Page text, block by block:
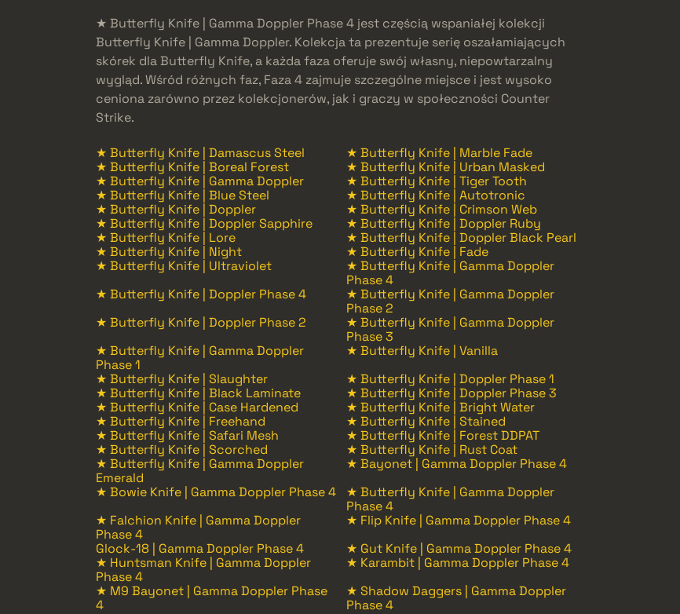
★ Butterfly Knife | Gamma Doppler Phase 4 jest częścią wspaniałej kolekcji
Butterfly Knife | Gamma Doppler. Kolekcja ta prezentuje serię oszałamiających
skórek dla Butterfly Knife, a każda faza oferuje swój własny, niepowtarzalny
wygląd. Wśród różnych faz, Faza 4 zajmuje szczególne miejsce i jest wysoko
ceniona zarówno przez kolekcjonerów, jak i graczy w społeczności Counter
Strike.
★ Butterfly Knife | Damascus Steel
★ Butterfly Knife | Marble Fade
★ Butterfly Knife | Boreal Forest
★ Butterfly Knife | Urban Masked
★ Butterfly Knife | Gamma Doppler
★ Butterfly Knife | Tiger Tooth
★ Butterfly Knife | Blue Steel
★ Butterfly Knife | Autotronic
★ Butterfly Knife | Doppler
★ Butterfly Knife | Crimson Web
★ Butterfly Knife | Doppler Sapphire
★ Butterfly Knife | Doppler Ruby
★ Butterfly Knife | Lore
★ Butterfly Knife | Doppler Black Pearl
★ Butterfly Knife | Night
★ Butterfly Knife | Fade
★ Butterfly Knife | Ultraviolet
★ Butterfly Knife | Gamma Doppler
Phase 4
★ Butterfly Knife | Doppler Phase 4
★ Butterfly Knife | Gamma Doppler
Phase 2
★ Butterfly Knife | Doppler Phase 2
★ Butterfly Knife | Gamma Doppler
Phase 3
★ Butterfly Knife | Gamma Doppler
Phase 1
★ Butterfly Knife | Vanilla
★ Butterfly Knife | Slaughter
★ Butterfly Knife | Doppler Phase 1
★ Butterfly Knife | Black Laminate
★ Butterfly Knife | Doppler Phase 3
★ Butterfly Knife | Case Hardened
★ Butterfly Knife | Bright Water
★ Butterfly Knife | Freehand
★ Butterfly Knife | Stained
★ Butterfly Knife | Safari Mesh
★ Butterfly Knife | Forest DDPAT
★ Butterfly Knife | Scorched
★ Butterfly Knife | Rust Coat
★ Butterfly Knife | Gamma Doppler
Emerald
★ Bayonet | Gamma Doppler Phase 4
★ Bowie Knife | Gamma Doppler Phase 4
★ Butterfly Knife | Gamma Doppler
Phase 4
★ Falchion Knife | Gamma Doppler
Phase 4
★ Flip Knife | Gamma Doppler Phase 4
Glock-18 | Gamma Doppler Phase 4
★ Gut Knife | Gamma Doppler Phase 4
★ Huntsman Knife | Gamma Doppler
Phase 4
★ Karambit | Gamma Doppler Phase 4
★ M9 Bayonet | Gamma Doppler Phase
4
★ Shadow Daggers | Gamma Doppler
Phase 4